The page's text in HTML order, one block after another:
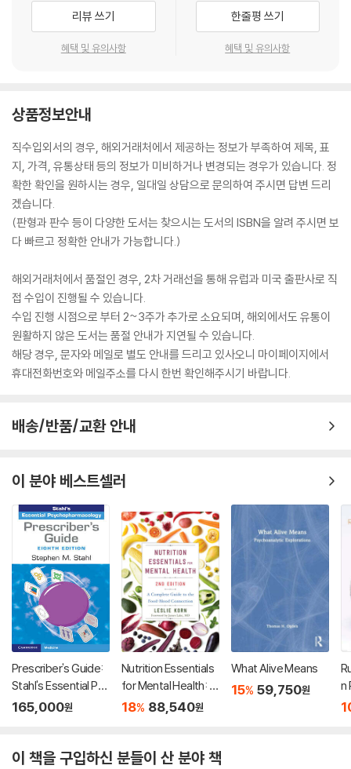
리뷰 쓰기
혜택 및 유의사항
한줄평 쓰기
혜택 및 유의사항
상품정보안내
직수입외서의 경우, 해외거래처에서 제공하는 정보가 부족하여 제목, 표
지, 가격, 유통상태 등의 정보가 미비하거나 변경되는 경우가 있습니다. 정
확한 확인을 원하시는 경우, 일대일 상담으로 문의하여 주시면 답변 드리
겠습니다.
(판형과 판수 등이 다양한 도서는 찾으시는 도서의 ISBN을 알려 주시면 보
다 빠르고 정확한 안내가 가능합니다.)
해외거래처에서 품절인 경우, 2차 거래선을 통해 유럽과 미국 출판사로 직
접 수입이 진행될 수 있습니다.
수입 진행 시점으로 부터 2~3주가 추가로 소요되며, 해외에서도 유통이
원활하지 않은 도서는 품절 안내가 지연될 수 있습니다.
해당 경우, 문자와 메일로 별도 안내를 드리고 있사오니 마이페이지에서
휴대전화번호와 메일주소를 다시 한번 확인해주시기 바랍니다.
배송/반품/교환 안내
이 분야 베스트셀러
Prescriber's Guide:
Stahl's Essential Psy
chopharmacology
165,000원
Nutrition Essentials
for Mental Health: A
Complete Guide to
18% 88,540원
What Alive Means
15% 59,750원
n
이 책을 구입하신 분들이 산 분야 책